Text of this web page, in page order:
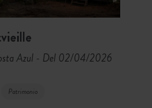
Azul - Del 02/04/2026
Patrimonio